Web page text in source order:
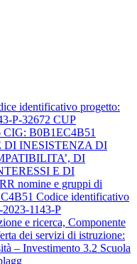
identificativo progetto:
P-32672 CUP
CIG: B0B1EC4B51
INESISTENZA DI
DI
E DI
nomine e gruppi di
Codice identificativo
1143-P
e ricerca, Componente
dei servizi di istruzione:
– Investimento 3.2 Scuola